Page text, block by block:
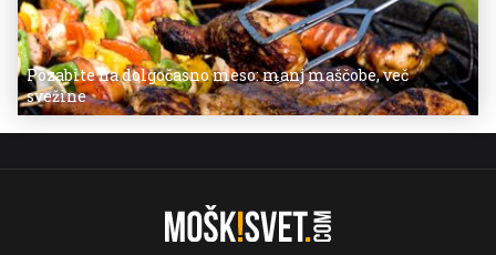
Pozabite na dolgočasno meso: manj maščobe, več
svežine